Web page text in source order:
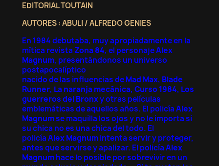
EDITORIAL TOUTAIN
AUTORES : ABULI / ALFREDO GENIES
En 1984 debutaba, muy apropiadamente en la
mítica revista Zona 84, el personajeAlex
Magnum, presentándonos un universo
postapocalíptico
nacido de las influencias deMad Max, Blade
Runner, La naranja mecánica, Curso 1984, Los
guerreros del Bronxy otras películas
emblemáticas de aquellos años. El policíaAlex
Magnumse maquilla los ojos y no le importa si
su chica no es una chica del todo. El
policíaAlex Magnumintenta servir y proteger,
antes que servirse y apalizar. El policíaAlex
Magnumhace lo posible por sobrevivir en un